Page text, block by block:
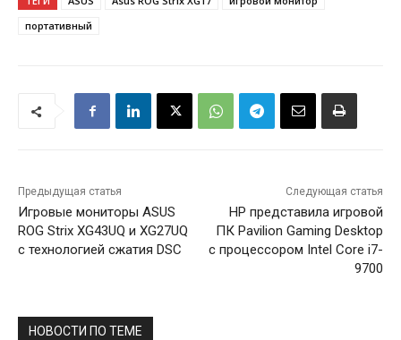
портативный
Предыдущая статья
Игровые мониторы ASUS
ROG Strix XG43UQ и XG27UQ
с технологией сжатия DSC
Следующая статья
HP представила игровой
ПК Pavilion Gaming Desktop
с процессором Intel Core i7-
9700
НОВОСТИ ПО ТЕМЕ